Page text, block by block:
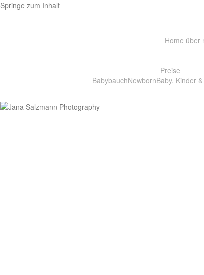
Springe zum Inhalt
Home über
Preise
BabybauchNewbornBaby, Kinder